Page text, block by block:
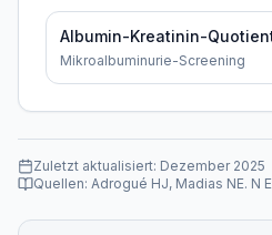
Albumin-Kreatinin-
Mikroalbuminurie-Screening
Zuletzt aktualisiert: Dezember 2025
Quellen: Adrogué HJ, Madias NE. N